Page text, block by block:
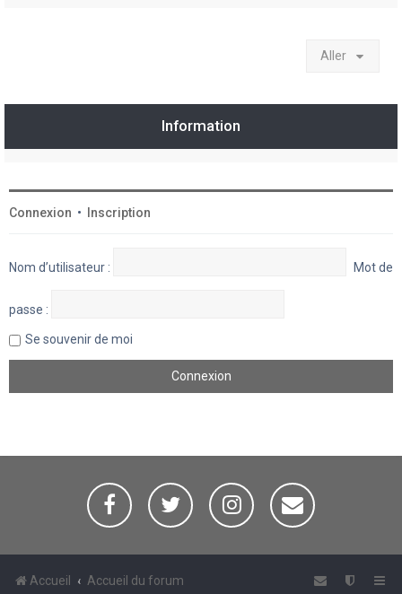
Aller
Information
Connexion • Inscription
Nom d’utilisateur : Mot de
passe :
Se souvenir de moi
Accueil Accueil du forum